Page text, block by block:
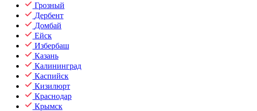
Грозный
Дербент
Домбай
Ейск
Избербаш
Казань
Калининград
Каспийск
Кизилюрт
Краснодар
Крымск